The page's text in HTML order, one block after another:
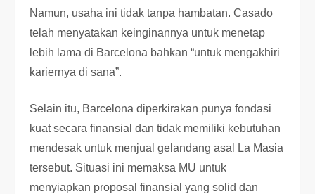
Namun, usaha ini tidak tanpa hambatan. Casado
telah menyatakan keinginannya untuk menetap
lebih lama di Barcelona bahkan “untuk mengakhiri
kariernya di sana”.
Selain itu, Barcelona diperkirakan punya fondasi
kuat secara finansial dan tidak memiliki kebutuhan
mendesak untuk menjual gelandang asal La Masia
tersebut. Situasi ini memaksa MU untuk
menyiapkan proposal finansial yang solid dan